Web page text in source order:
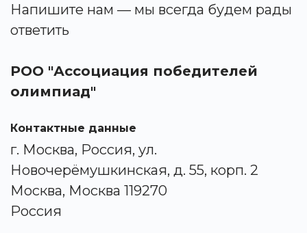
Напишите нам — мы всегда будем рады
ответить
РОО "Ассоциация победителей
олимпиад"
Контактные данные
г. Москва, Россия, ул.
Новочерёмушкинская, д. 55, корп. 2
Москва, Москва 119270
Россия